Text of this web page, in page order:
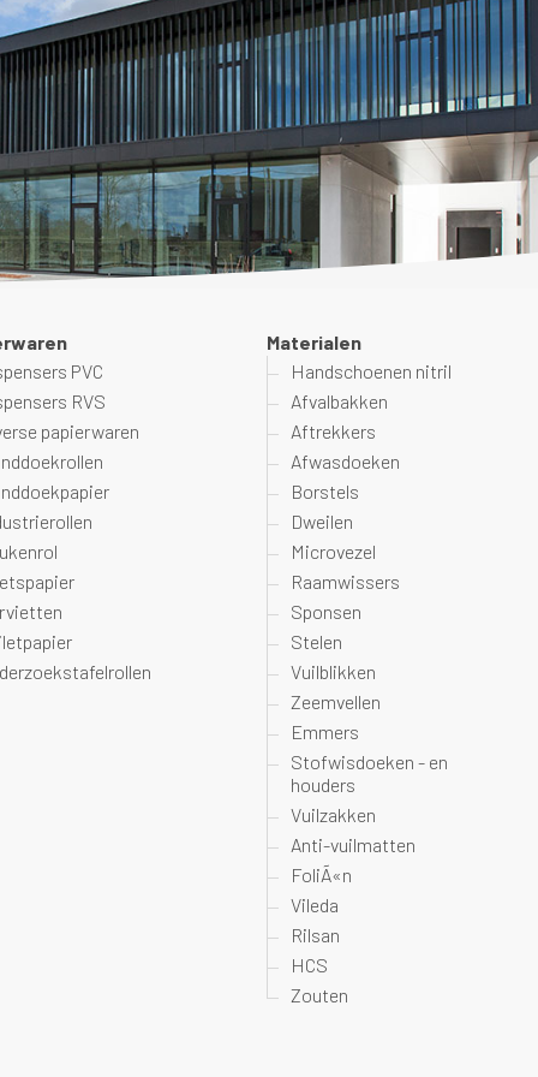
PVC
RVS
papierwaren
Materialen
Handschoenen nitril
Afvalbakken
Aftrekkers
Afwasdoeken
Borstels
Dweilen
Microvezel
Raamwissers
Sponsen
Stelen
Vuilblikken
Zeemvellen
Emmers
Stofwisdoeken - en
houders
Vuilzakken
Anti-vuilmatten
FoliÃ«n
Vileda
Rilsan
HCS
Zouten